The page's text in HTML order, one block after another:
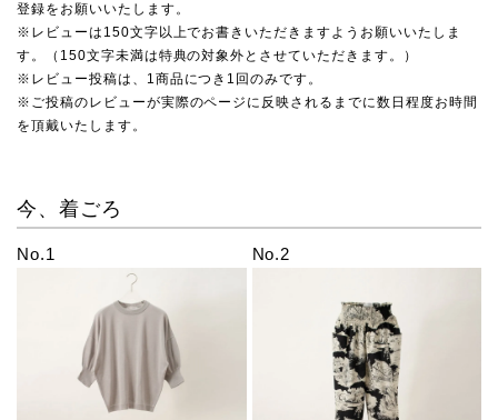
登録をお願いいたします。
※レビューは150文字以上でお書きいただきますようお願いいたしま
す。（150文字未満は特典の対象外とさせていただきます。）
※レビュー投稿は、1商品につき1回のみです。
※ご投稿のレビューが実際のページに反映されるまでに数日程度お時間
を頂戴いたします。
今、着ごろ
No.1 No.2